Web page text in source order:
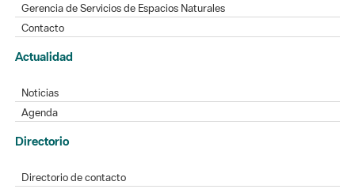
Gerencia de Servicios de Espacios Naturales
Contacto
Actualidad
Noticias
Agenda
Directorio
Directorio de contacto